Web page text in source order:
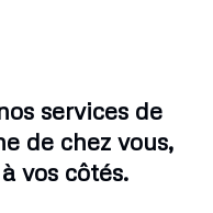
services de
de chez vous,
vos côtés.